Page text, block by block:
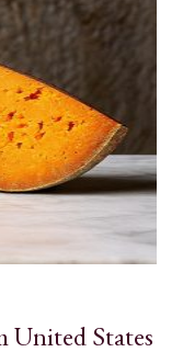
United States